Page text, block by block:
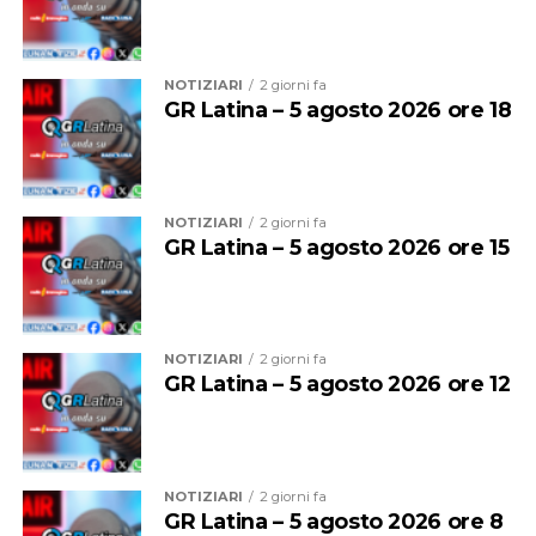
Audio
Player
00:00
NOTIZIARI 2 giorni fa
GR Latina – 5 agosto 2026 ore 18
NOTIZIARI 2 giorni fa
GR Latina – 5 agosto 2026 ore 15
NOTIZIARI 2 giorni fa
GR Latina – 5 agosto 2026 ore 12
NOTIZIARI 2 giorni fa
GR Latina – 5 agosto 2026 ore 8